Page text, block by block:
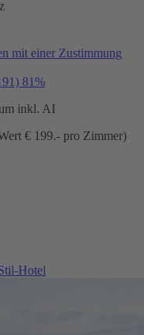
mit einer Zustimmung
81%
inkl. AI
€ 199.- pro Zimmer)
Hotel